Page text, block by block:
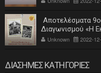
Αποτελέσματα
Διαγωνισμού «Η
ελληνισμού»
Unknown 2022-
ΔΙΑΣΗΜΕΣ ΚΑΤΗΓΟΡΙΕΣ